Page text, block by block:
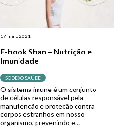
17 maio 2021
E-book Sban – Nutrição e
Imunidade
SODEXO SAÚDE
O sistema imune é um conjunto
de células responsável pela
manutenção e proteção contra
corpos estranhos em nosso
organismo, prevenindo e